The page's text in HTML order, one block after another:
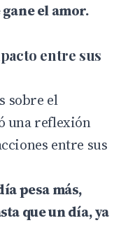
gane el amor.
entre sus
sobre el
una reflexión
entre sus
pesa más,
que un día, ya